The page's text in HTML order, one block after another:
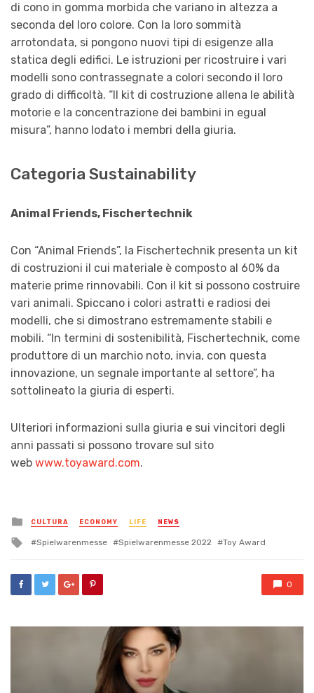
di cono in gomma morbida che variano in altezza a
seconda del loro colore. Con la loro sommità
arrotondata, si pongono nuovi tipi di esigenze alla
statica degli edifici. Le istruzioni per ricostruire i vari
modelli sono contrassegnate a colori secondo il loro
grado di difficoltà. “Il kit di costruzione allena le abilità
motorie e la concentrazione dei bambini in egual
misura”, hanno lodato i membri della giuria.
Categoria Sustainability
Animal Friends, Fischertechnik
Con “Animal Friends”, la Fischertechnik presenta un kit
di costruzioni il cui materiale è composto al 60% da
materie prime rinnovabili. Con il kit si possono costruire
vari animali. Spiccano i colori astratti e radiosi dei
modelli, che si dimostrano estremamente stabili e
mobili. “In termini di sostenibilità, Fischertechnik, come
produttore di un marchio noto, invia, con questa
innovazione, un segnale importante al settore”, ha
sottolineato la giuria di esperti.
Ulteriori informazioni sulla giuria e sui vincitori degli
anni passati si possono trovare sul sito
web www.toyaward.com.
Posted
in
CULTURA ECONOMY LIFE NEWS
Tagged
Spielwarenmesse Spielwarenmesse 2022 Toy Award
0